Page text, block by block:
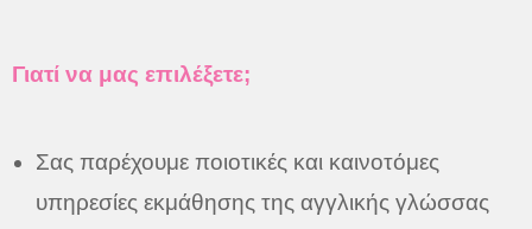
Γιατί να μας επιλέξετε;
Σας παρέχουμε ποιοτικές και καινοτόμες
υπηρεσίες εκμάθησης της αγγλικής γλώσσας